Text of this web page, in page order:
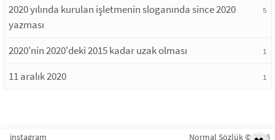
2020 yılında kurulan işletmenin sloganında since 2020
yazması
5
2020'nin 2020'deki 2015 kadar uzak olması 1
11 aralık 2020 1
instagram Normal Sözlük © 2026